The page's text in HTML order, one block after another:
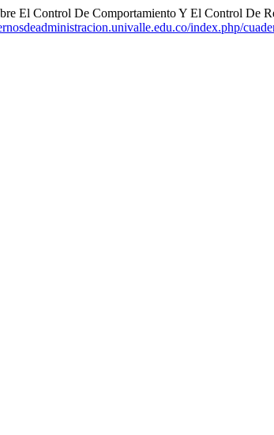
El Control De Comportamiento Y El Control De
index.php/